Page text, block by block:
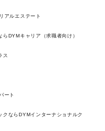
アルエステート
DYMキャリア（求職者向け）
ス
ート
ならDYMインターナショナルク